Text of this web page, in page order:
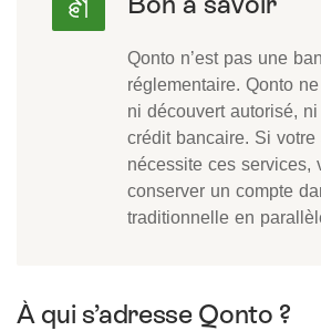
Qonto n’est pas une
réglementaire. Qonto
ni découvert autorisé,
crédit bancaire. Si votre
nécessite ces services,
conserver un compte
traditionnelle en
À qui s’adresse Qonto ?